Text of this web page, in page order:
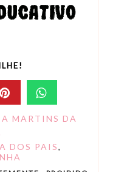
MARTINS DA
DOS PAIS,